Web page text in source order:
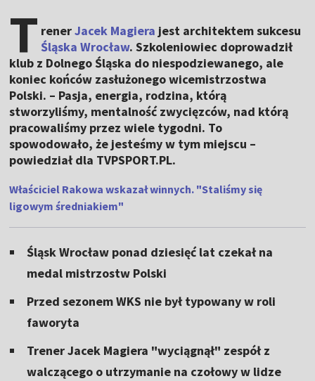
T renerJacek Magiera jest architektem sukcesu
Śląska Wrocław. Szkoleniowiec doprowadził
klub z Dolnego Śląska do niespodziewanego, ale
koniec końców zasłużonego wicemistrzostwa
Polski. – Pasja, energia, rodzina, którą
stworzyliśmy, mentalność zwycięzców, nad którą
pracowaliśmy przez wiele tygodni. To
spowodowało, że jesteśmy w tym miejscu –
powiedział dla TVPSPORT.PL.
Właściciel Rakowa wskazał winnych. "Staliśmy się
ligowym średniakiem"
Śląsk Wrocław ponad dziesięć lat czekał na
medal mistrzostw Polski
Przed sezonem WKS nie był typowany w roli
faworyta
Trener Jacek Magiera "wyciągnął" zespół z
walczącego o utrzymanie na czołowy w lidze